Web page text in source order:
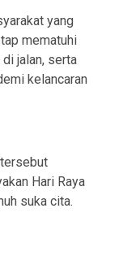
yang
mematuhi
jalan, serta
kelancaran
Hari Raya
suka cita.